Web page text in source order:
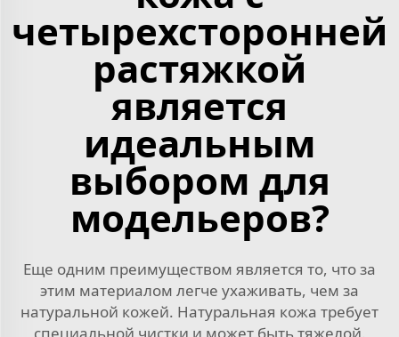
четырехсторонней
растяжкой
является
идеальным
выбором для
модельеров?
Еще одним преимуществом является то, что за
этим материалом легче ухаживать, чем за
натуральной кожей. Натуральная кожа требует